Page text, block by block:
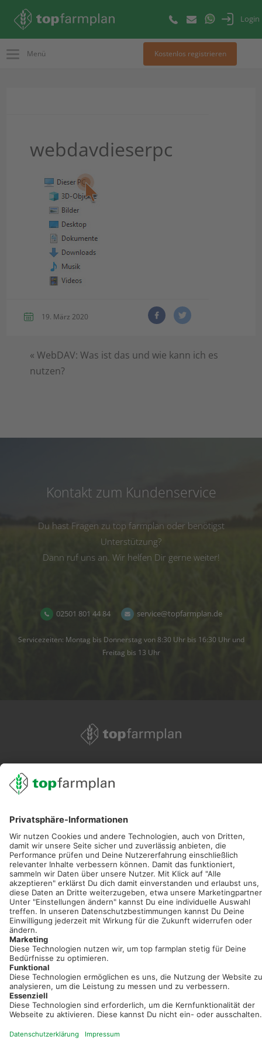
Login
Menü Kostenlos registrieren
webdavdieserpc
19. März 2020
«WebDAV: Was ist das und wie kann ich es
nutzen?
Kontakt zum Kundenservice
Du hast Fragen zu top farmplan oder benötigst
Unterstützung?
Dann ruf uns an. Wir helfen Dir gerne weiter!
02501 801 44 84 service@topfarmplan.de
Servicezeiten: Montag bis Donnerstag von 8:30 Uhr bis 16:30 Uhr und
Freitag bis 13 Uhr
service@topfarmplan.de
Sei immer auf dem Laufenden!
Neue Features, spannende Tipps und hilfreiche Anleitungen!
Registriere dich kostenlos!
einfach und bequem!
Kostenlos registrieren & sofort starten